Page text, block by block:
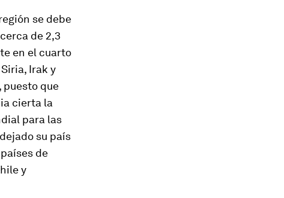
se debe
cerca de 2,3
en el cuarto
Irak y
que
cierta la
para las
su país
de
y